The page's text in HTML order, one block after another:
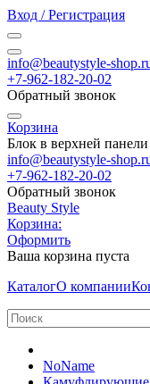
Вход / Регистрация
info@beautystyle-
+7-962-182-20-02
Обратный звонок
Корзина
Блок в верхней панели
info@beautystyle-
+7-962-182-20-02
Обратный звонок
Beauty Style
Корзина:
Оформить
Ваша корзина пуста
КаталогО компании
NoName